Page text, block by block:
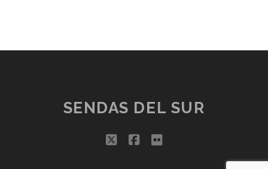
SENDAS DEL SUR
twitterfacebook
flickr